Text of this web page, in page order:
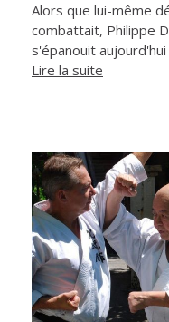
Alors que lui-même
combattait, Philippe
s'épanouit
Lire la suite